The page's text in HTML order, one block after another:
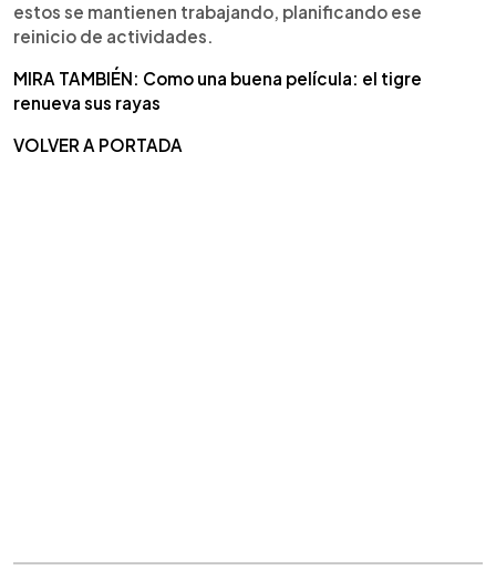
estos se mantienen trabajando, planificando ese
reinicio de actividades.
MIRA TAMBIÉN: Como una buena película: el tigre
renueva sus rayas
VOLVER A PORTADA